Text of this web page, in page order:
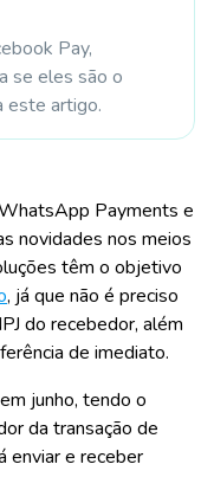
Pay,
se eles são o
este artigo.
Payments e
novidades nos meios
têm o objetivo
, já que não é preciso
do recebedor, além
de imediato.
junho, tendo o
da transação de
enviar e receber